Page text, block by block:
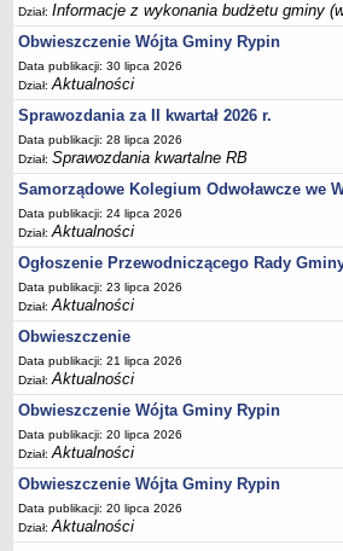
FINANSE GMINY
Budżet
Zmiany budżetu
Wieloletnia Prognoza Finansowa
Majątek gminy
Majątek jednostek organizacyjnych
Dług publiczny
Realizacja inwestycji
Sprawozdania z wykonania budżetu
Sprawozdania kwartalne RB
Sprawozdania finansowe
Interpretacje indywidualne
SPRAWY DO ZAŁATWIENIA
BUDOWA PRZYDOMOWYCH
DOFINANSOWANIE
Preferencyjny zakup węgla
Wykaz spraw
Dział:Informacje z wykonania budżetu gminy
Obwieszczenie Wójta Gminy Rypin
Data publikacji: 30 lipca 2026
Dział:Aktualności
Sprawozdania za II kwartał 2026 r.
Data publikacji: 28 lipca 2026
Dział:Sprawozdania kwartalne RB
Samorządowe Kolegium Odwoławcze we
Data publikacji: 24 lipca 2026
Dział:Aktualności
Ogłoszenie Przewodniczącego Rady
Data publikacji: 23 lipca 2026
Dział:Aktualności
Obwieszczenie
Data publikacji: 21 lipca 2026
Dział:Aktualności
Obwieszczenie Wójta Gminy Rypin
Data publikacji: 20 lipca 2026
Dział:Aktualności
Obwieszczenie Wójta Gminy Rypin
Data publikacji: 20 lipca 2026
Dział:Aktualności